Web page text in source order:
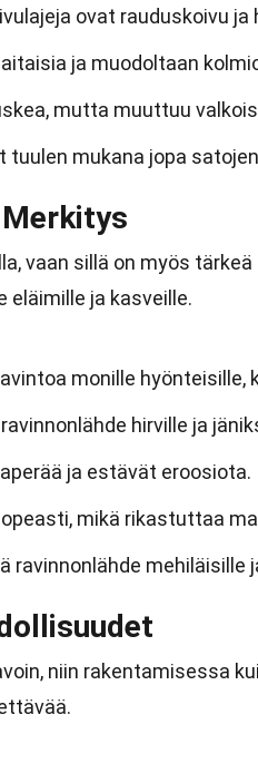
ovat rauduskoivu ja
ja muodoltaan
mutta muuttuu
tuulen mukana jopa
Merkitys
vaan sillä on myös
eläimille ja kasveille.
monille hyönteisille,
hirville ja
ja estävät eroosiota.
mikä rikastuttaa
ravinnonlähde mehiläisille
niin rakentamisessa